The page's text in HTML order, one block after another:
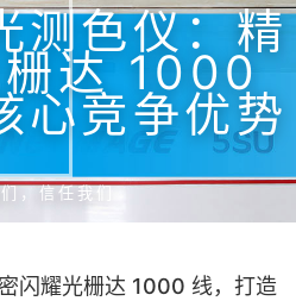
测色仪：精
达 1000
心竞争优势
，信任我们
闪耀光栅达 1000 线，打造